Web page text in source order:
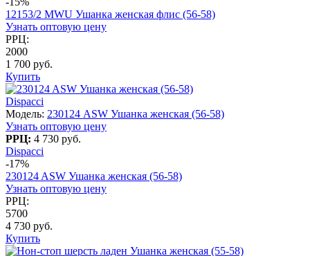
12153/2 MWU Ушанка женская флис (56-58)
Узнать оптовую цену
РРЦ:
2000
1 700 руб.
Купить
Dispacci
Модель: 230124 ASW Ушанка женская (56-58)
Узнать оптовую цену
РРЦ: 4 730 руб.
Dispacci
-17%
230124 ASW Ушанка женская (56-58)
Узнать оптовую цену
РРЦ:
5700
4 730 руб.
Купить